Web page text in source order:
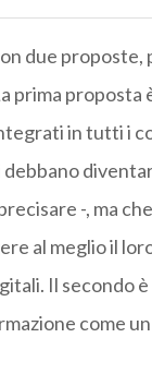
due proposte,
prima proposta
in tutti i
-, ma
al meglio il
Il secondo
come